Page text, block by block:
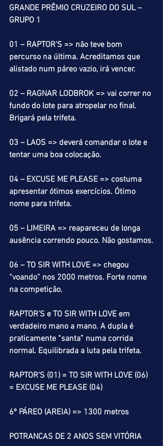
GRANDE PRÊMIO CRUZEIRO DO SUL –
GRUPO 1
01 – RAPTOR’S => não teve bom
percurso na última. Acreditamos que
alistado num páreo vazio, irá vencer.
02 – RAGNAR LODBROK => vai correr no
fundo do lote para atropelar no final.
Brigará pela trifeta.
03 – LAOS => deverá comandar o lote e
tentar uma boa colocação.
04 – EXCUSE ME PLEASE => costuma
apresentar ótimos exercícios. Ótimo
nome para trifeta.
05 – LIMEIRA => reapareceu de longa
ausência correndo pouco. Não gostamos.
06 – TO SIR WITH LOVE => chegou
“voando” nos 2000 metros. Forte nome
na competição.
RAPTOR’S e TO SIR WITH LOVE em
verdadeiro mano a mano. A dupla é
praticamente “santa” numa corrida
normal. Equilibrada a luta pela trifeta.
RAPTOR’S (01) = TO SIR WITH LOVE (06)
= EXCUSE ME PLEASE (04)
6º PÁREO (AREIA) => 1300 metros
POTRANCAS DE 2 ANOS SEM VITÓRIA